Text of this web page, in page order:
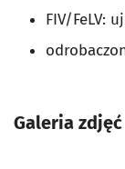
FIV/FeLV:
Galeria zdjęć